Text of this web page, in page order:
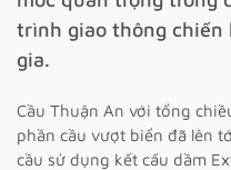
trình giao thông chiến
gia.
Cầu Thuận An với tổng
phần cầu vượt biển đã lên
cầu sử dụng kết cấu dầm